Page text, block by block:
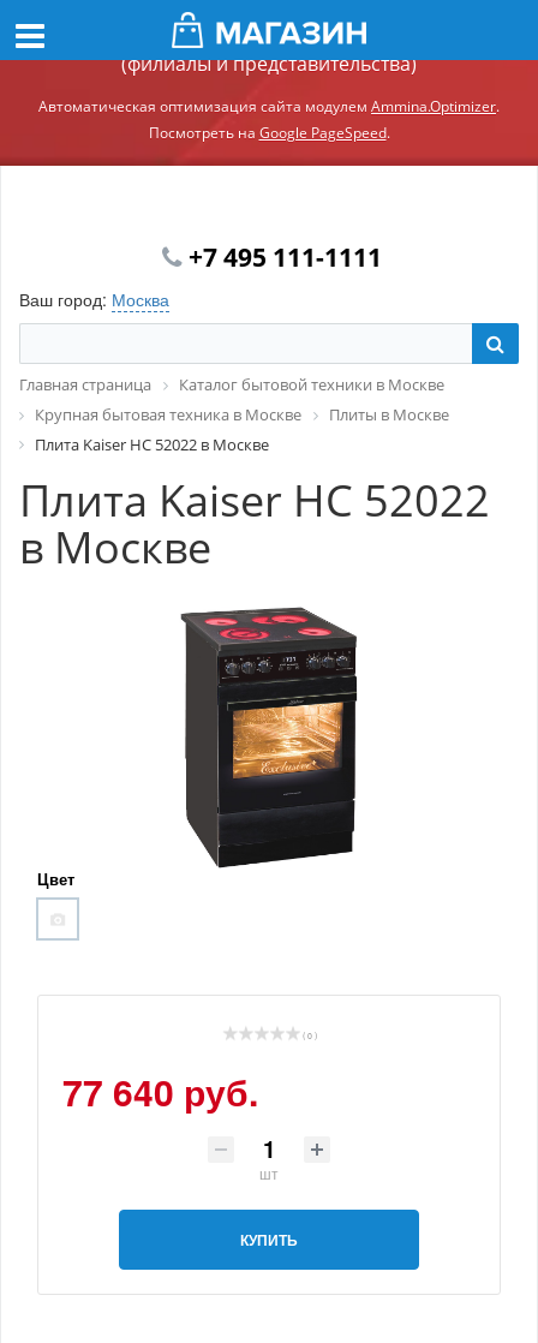
Демонстрационный сайт модуля Ammina.Регионы
(филиалы и представительства)
Автоматическая оптимизация сайта модулем Ammina.Optimizer.
Посмотреть на Google PageSpeed.
+7 495 111-1111
Ваш город: Москва
Главная страница
Каталог бытовой техники в Москве
Крупная бытовая техника в Москве
Плиты в Москве
Плита Kaiser HC 52022 в Москве
Плита Kaiser HC 52022
в Москве
Цвет
( 0 )
77 640 руб.
шт
КУПИТЬ